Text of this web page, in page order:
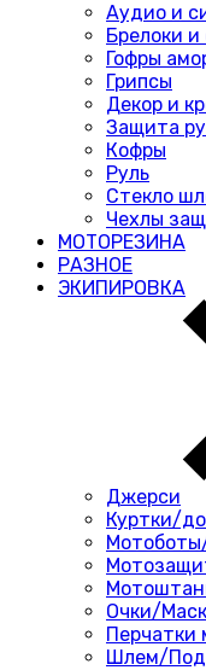
Аудио и
Брелоки
Гофры
Грипсы
Декор и
Защита
Кофры
Руль
Стекло
Чехлы
МОТОРЕЗИНА
РАЗНОЕ
ЭКИПИРОВКА
Джерси
Куртки/
Очки/
Перчатки
Шлем/